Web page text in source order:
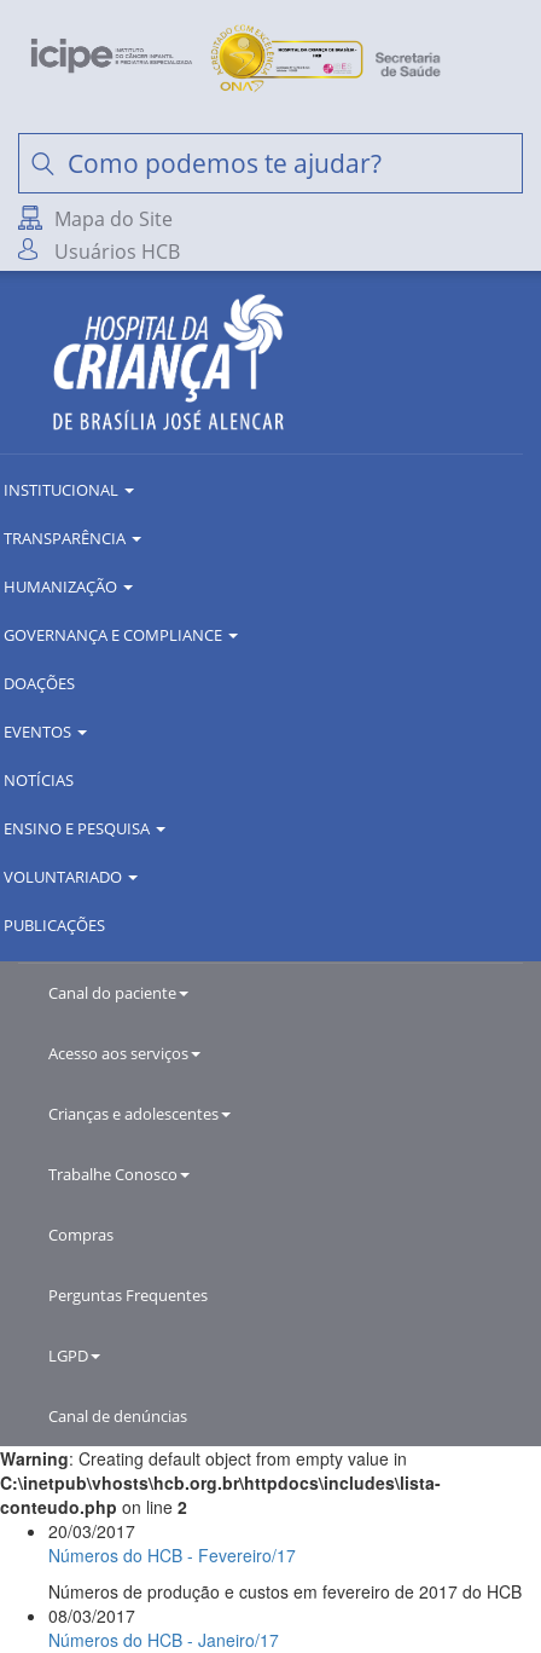
Mapa do Site
Usuários HCB
INSTITUCIONAL
TRANSPARÊNCIA
HUMANIZAÇÃO
GOVERNANÇA E COMPLIANCE
DOAÇÕES
EVENTOS
NOTÍCIAS
ENSINO E PESQUISA
VOLUNTARIADO
PUBLICAÇÕES
Canal do paciente
Acesso aos serviços
Crianças e adolescentes
Trabalhe Conosco
Compras
Perguntas Frequentes
LGPD
Canal de denúncias
Warning: Creating default object from empty value in
C:\inetpub\vhosts\hcb.org.br\httpdocs\includes\lista-
conteudo.php on line 2
20/03/2017
Números do HCB - Fevereiro/17
Números de produção e custos em fevereiro de 2017 do HCB
08/03/2017
Números do HCB - Janeiro/17